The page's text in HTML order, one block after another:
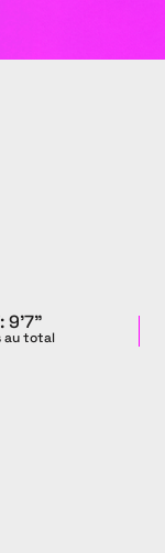
9'7"
au total